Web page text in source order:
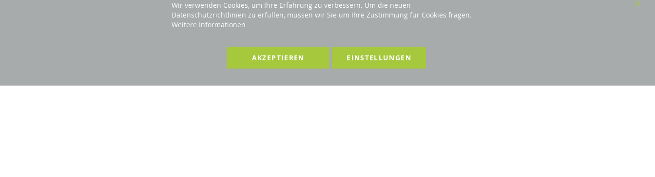
Wir verwenden Cookies, um Ihre Erfahrung zu verbessern. Um die neuen
Datenschutzrichtlinien zu erfüllen, müssen wir Sie um Ihre Zustimmung für Cookies fragen.
Weitere Informationen
AKZEPTIEREN EINSTELLUNGEN